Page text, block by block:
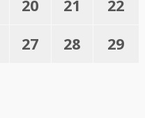
20 21
22
27 28
29